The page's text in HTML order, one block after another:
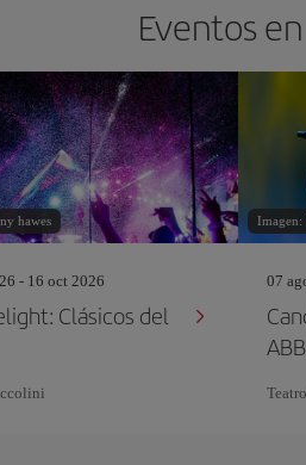
Eventos
hawes
- 16 oct 2026
Clásicos del
Imagen:
07